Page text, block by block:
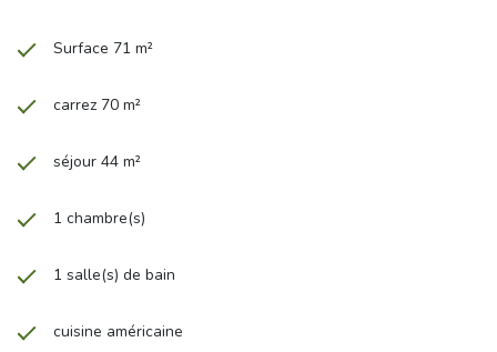
Surface 71 m²
carrez 70 m²
séjour 44 m²
1 chambre(s)
1 salle(s) de bain
cuisine américaine